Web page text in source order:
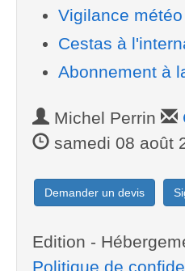
Vigilance
Cestas à
Abonnement à
Michel Perrin
samedi 08 août
Demander un devis
Edition -
Politique de